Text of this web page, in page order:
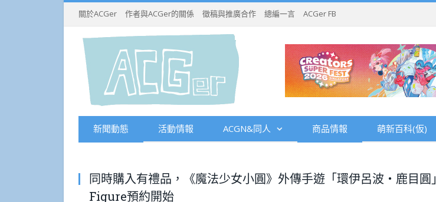
關於ACGer 作者與ACGer的關係 徵稿與推廣合作 總編一言 ACGer FB
新聞動態 活動情報 ACGN&同人 商品情報 萌新百科(仮)
同時購入有禮品，《魔法少女小圓》外傳手遊「環伊呂波・鹿目圓」
Figure預約開始